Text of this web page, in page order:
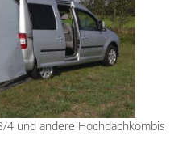
4 und andere Hochdachkombis